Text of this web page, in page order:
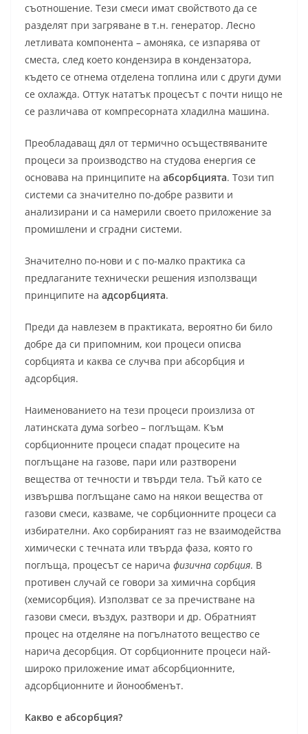
съотношение. Тези смеси имат свойството да се
разделят при загряване в т.н. генератор. Лесно
летливата компонента – амоняка, се изпарява от
сместа, след което кондензира в кондензатора,
където се отнема отделена топлина или с други думи
се охлажда. Оттук нататък процесът с почти нищо не
се различава от компресорната хладилна машина.
Преобладаващ дял от термично осъществяваните
процеси за производство на студова енергия се
основава на принципите на абсорбцията. Този тип
системи са значително по-добре развити и
анализирани и са намерили своето приложение за
промишлени и сградни системи.
Значително по-нови и с по-малко практика са
предлаганите технически решения използващи
принципите на адсорбцията.
Преди да навлезем в практиката, вероятно би било
добре да си припомним, кои процеси описва
сорбцията и каква се случва при абсорбция и
адсорбция.
Наименованието на тези процеси произлиза от
латинската дума sorbeo – поглъщам. Към
сорбционните процеси спадат процесите на
поглъщане на газове, пари или разтворени
вещества от течности и твърди тела. Тъй като се
извършва поглъщане само на някои вещества от
газови смеси, казваме, че сорбционните процеси са
избирателни. Ако сорбираният газ не взаимодейства
химически с течната или твърда фаза, която го
поглъща, процесът се нарича физична сорбция. В
противен случай се говори за химична сорбция
(хемисорбция). Използват се за пречистване на
газови смеси, въздух, разтвори и др. Обратният
процес на отделяне на погълнатото вещество се
нарича десорбция. От сорбционните процеси най-
широко приложение имат абсорбционните,
адсорбционните и йонообменът.
Какво е абсорбция?